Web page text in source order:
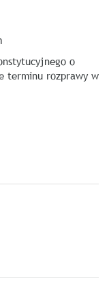
o
terminu rozprawy w